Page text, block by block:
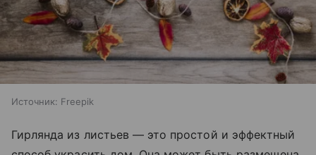
Источник: Freepik
Гирлянда из листьев — это простой и эффектный